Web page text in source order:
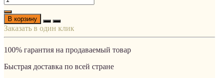
В корзину
Заказать в один клик
100% гарантия на продаваемый товар
Быстрая доставка по всей стране